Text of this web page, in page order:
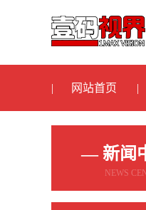
网站首页
— 新闻
NEWS